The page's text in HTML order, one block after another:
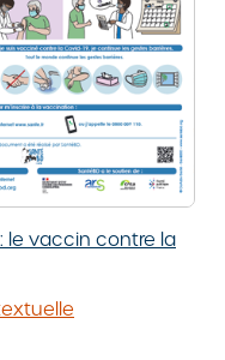
le vaccin contre la